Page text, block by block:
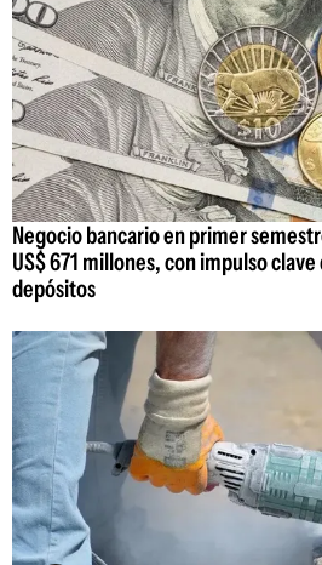
Negocio bancario en primer
US$ 671 millones, con impulso
depósitos